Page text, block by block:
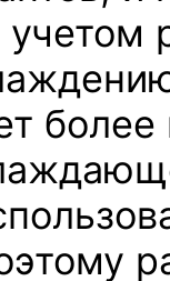
учетом
более